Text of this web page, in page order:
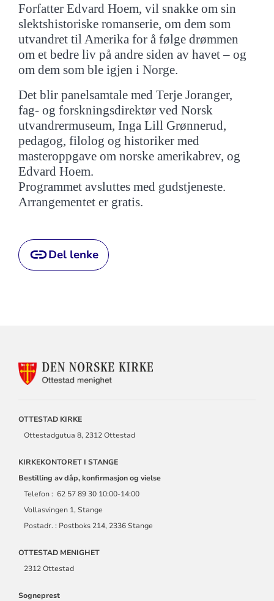
Forfatter Edvard Hoem, vil snakke om sin
slektshistoriske romanserie, om dem som
utvandret til Amerika for å følge drømmen
om et bedre liv på andre siden av havet – og
om dem som ble igjen i Norge.
Det blir panelsamtale med Terje Joranger,
fag- og forskningsdirektør ved Norsk
utvandrermuseum, Inga Lill Grønnerud,
pedagog, filolog og historiker med
masteroppgave om norske amerikabrev, og
Edvard Hoem.
Programmet avsluttes med gudstjeneste.
Arrangementet er gratis.
Del lenke
KONTAKTINFORMASJON
OTTESTAD KIRKE
Ottestadgutua 8, 2312 Ottestad
KIRKEKONTORET I STANGE
Bestilling av dåp, konfirmasjon og vielse
Telefon : 62 57 89 30 10:00-14:00
Vollasvingen 1, Stange
Postadr. : Postboks 214, 2336 Stange
OTTESTAD MENIGHET
2312 Ottestad
Sogneprest